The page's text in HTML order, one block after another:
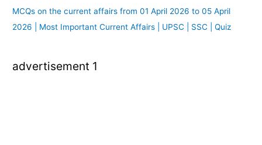
MCQs on the current affairs from 01 April 2026 to 05 April
2026 | Most Important Current Affairs | UPSC | SSC | Quiz
advertisement 1